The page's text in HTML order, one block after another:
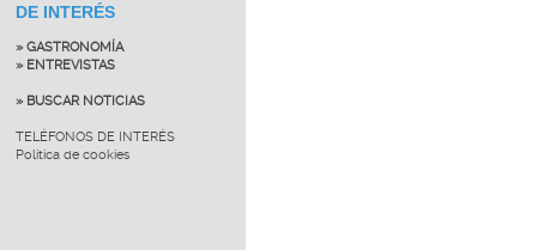
DE INTERÉS
» GASTRONOMÍA
» ENTREVISTAS
» BUSCAR NOTICIAS
TELÉFONOS DE INTERÉS
Política de cookies